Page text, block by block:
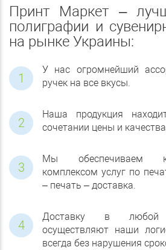
Принт Маркет –
полиграфии и
на рынке Украины:
У нас огромнейший
ручек на все вкусы.
Наша продукция
сочетании цены и
Мы обеспечиваем
комплексом услуг по
– печать – доставка.
Доставку в любой
осуществляют наши
всегда без нарушения